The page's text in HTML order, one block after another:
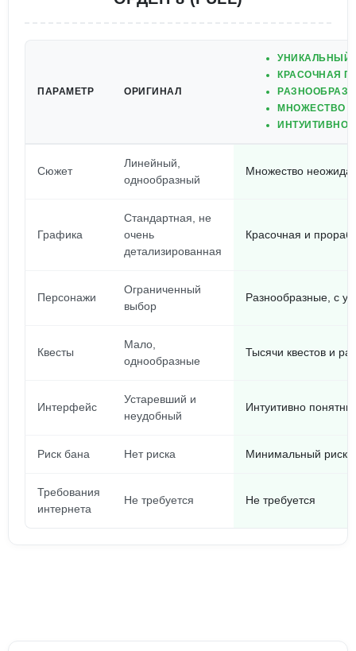
ПАРАМЕТР ОРИГИНАЛ
УНИКАЛЬНЫЙ
КРАСОЧНАЯ
МНОЖЕСТВО
ИНТУИТИВНО
Сюжет
Линейный,
однообразный
Множество
Графика
Стандартная, не
очень
детализированная
Красочная и
Персонажи
Ограниченный
выбор
Разнообразные, с
Квесты
Мало,
однообразные
Тысячи квестов и
Интерфейс
Устаревший и
неудобный
Интуитивно
Риск бана Нет риска Минимальный риск,
Требования
интернета
Не требуется Не требуется